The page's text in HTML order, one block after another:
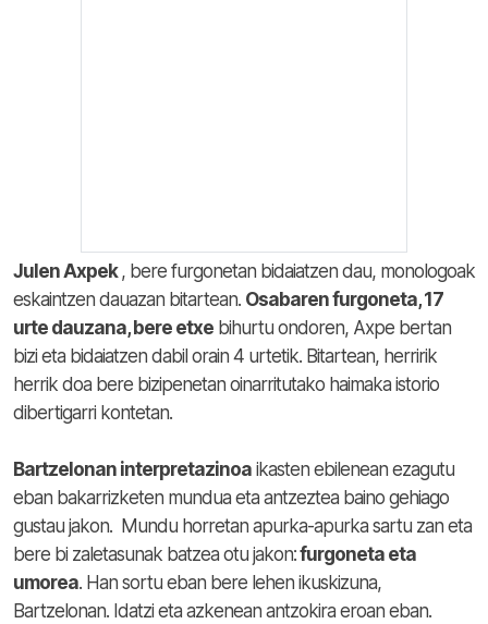
Julen Axpek, bere furgonetan bidaiatzen dau, monologoak
eskaintzen dauazan bitartean. Osabaren furgoneta, 17
urte dauzana, bere etxe bihurtu ondoren, Axpe bertan
bizi eta bidaiatzen dabil orain 4 urtetik. Bitartean, herririk
herrik doa bere bizipenetan oinarritutako haimaka istorio
dibertigarri kontetan.
Bartzelonan interpretazinoa ikasten ebilenean ezagutu
eban bakarrizketen mundua eta antzeztea baino gehiago
gustau jakon. Mundu horretan apurka-apurka sartu zan eta
bere bi zaletasunak batzea otu jakon:furgoneta eta
umorea. Han sortu eban bere lehen ikuskizuna,
Bartzelonan. Idatzi eta azkenean antzokira eroan eban.